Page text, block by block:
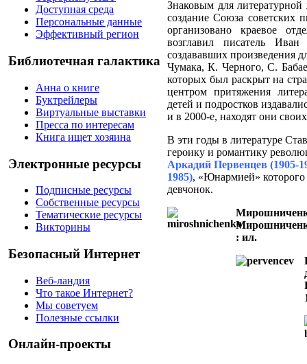
Доступная среда
Персональные данные
Эффективный регион
Библиотечная галактика
Анна о книге
Буктрейлеры
Виртуальные выставки
Пресса по интересам
Книга ищет хозяина
Электронные ресурсы
Подписные ресурсы
Собственные ресурсы
Тематические ресурсы
Викторины
Безопасный Интернет
Веб-ландия
Что такое Интернет?
Мы советуем
Полезные ссылки
Онлайн-проекты
Знаковым для
создание Союза советских
организовано краевое
возглавил писатель
создававших произведения
Чумака, К. Черного, С.
которых был раскрыт на
центром притяжения
детей и подростков
и в 2000-е, находят они
В эти годы в литературе
героику и романтику
Аркадий Первенцев (1905-
1985), «Юнармией»
девчонок.
: ил.